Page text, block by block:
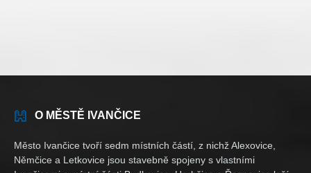
O MĚSTĚ IVANČICE
Město Ivančice tvoří sedm místních částí, z nichž Alexovice,
Němčice a Letkovice jsou stavebně spojeny s vlastními